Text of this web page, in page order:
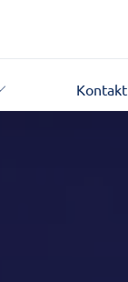
Kontakt